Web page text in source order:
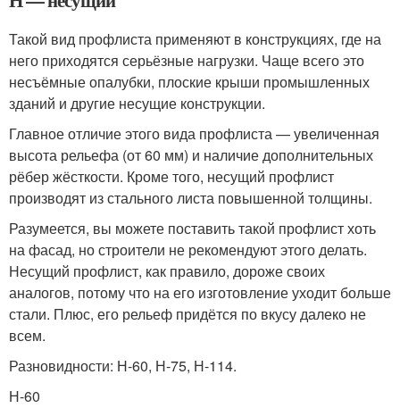
Такой вид профлиста применяют в конструкциях, где на
него приходятся серьёзные нагрузки. Чаще всего это
несъёмные опалубки, плоские крыши промышленных
зданий и другие несущие конструкции.
Главное отличие этого вида профлиста — увеличенная
высота рельефа (от 60 мм) и наличие дополнительных
рёбер жёсткости. Кроме того, несущий профлист
производят из стального листа повышенной толщины.
Разумеется, вы можете поставить такой профлист хоть
на фасад, но строители не рекомендуют этого делать.
Несущий профлист, как правило, дороже своих
аналогов, потому что на его изготовление уходит больше
стали. Плюс, его рельеф придётся по вкусу далеко не
всем.
Разновидности: Н-60, Н-75, Н-114.
Н-60